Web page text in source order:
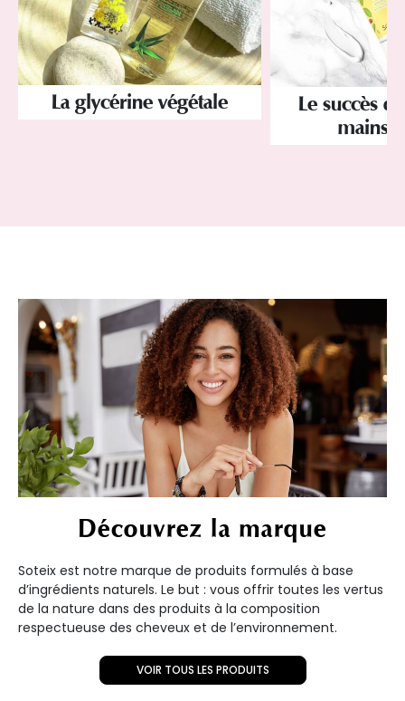
La glycérine végétale
Le succès
mains
Découvrez la marque
Soteix est notre marque de produits formulés à base
d’ingrédients naturels. Le but : vous offrir toutes les vertus
de la nature dans des produits à la composition
respectueuse des cheveux et de l’environnement.
VOIR TOUS LES PRODUITS